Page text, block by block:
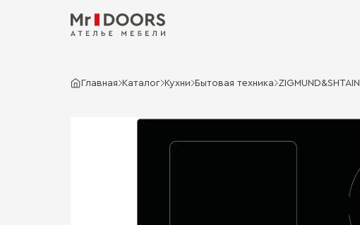
Главная Каталог Кухни Бытовая техника ZIGMUND&SHTAIN